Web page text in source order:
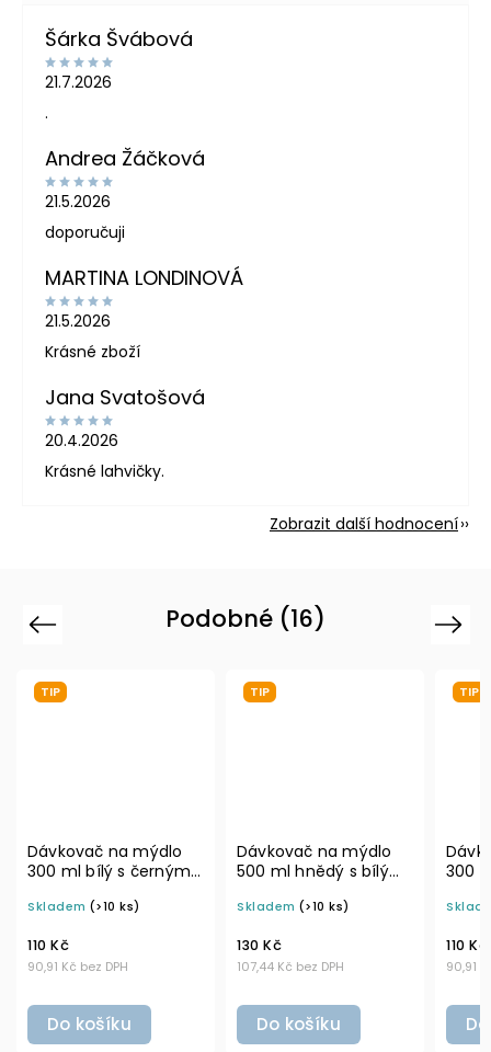
Šárka Švábová
21.7.2026
.
Andrea Žáčková
21.5.2026
doporučuji
MARTINA LONDINOVÁ
21.5.2026
Krásné zboží
Jana Svatošová
20.4.2026
Krásné lahvičky.
Zobrazit další hodnocení
Podobné (16)
Previous
TIP
Dávkovač na mýdlo
500 ml hnědý s bílým
BELA
Skladem (>10 ks)
107,44 Kč bez DPH
130 Kč
Do košíku
TIP
Dávkovač na mýdlo
300 ml šedý s černou
Skladem (>10 ks)
90,91 Kč bez DPH
110 Kč
Do košíku
TIP
500
BELA
130
Next